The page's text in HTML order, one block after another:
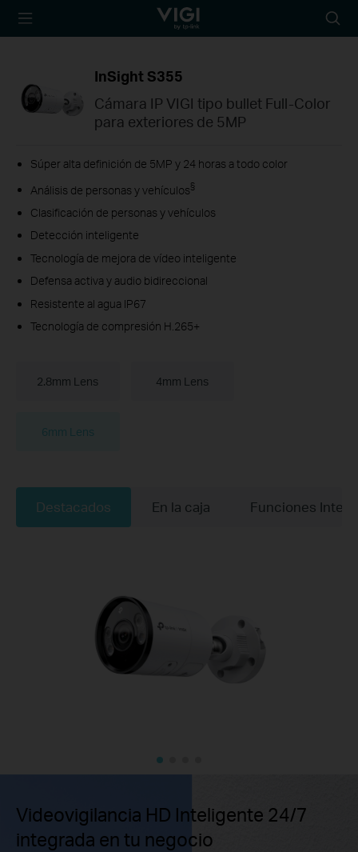
TP-Link, Reliably
InSight S355
Cámara IP VIGI tipo bullet Full-Color
para exteriores de 5MP
Súper alta definición de 5MP y 24 horas a todo color
Análisis de personas y vehículos§
Clasificación de personas y vehículos
Detección inteligente
Tecnología de mejora de vídeo inteligente
Defensa activa y audio bidireccional
Resistente al agua IP67
Tecnología de compresión H.265+
2.8mm Lens 4mm Lens
6mm Lens
Destacados En la caja Funciones
Videovigilancia HD Inteligente 24/7
integrada en tu negocio